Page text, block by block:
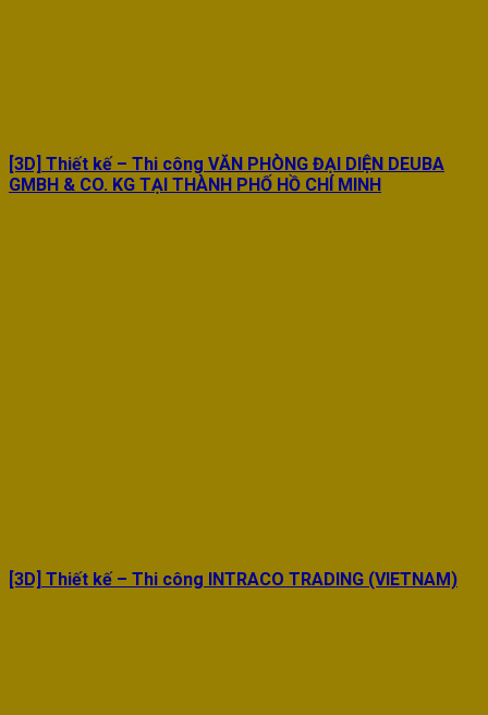
[3D] Thiết kế – Thi công VĂN PHÒNG ĐẠI DIỆN DEUBA
GMBH & CO. KG TẠI THÀNH PHỐ HỒ CHÍ MINH
[3D] Thiết kế – Thi công INTRACO TRADING (VIETNAM)